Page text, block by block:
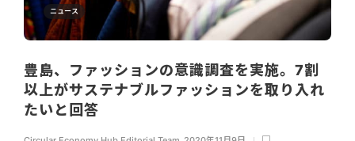
ニュース
豊島、ファッションの意識調査を実施。7割
以上がサステナブルファッションを取り入れ
たいと回答